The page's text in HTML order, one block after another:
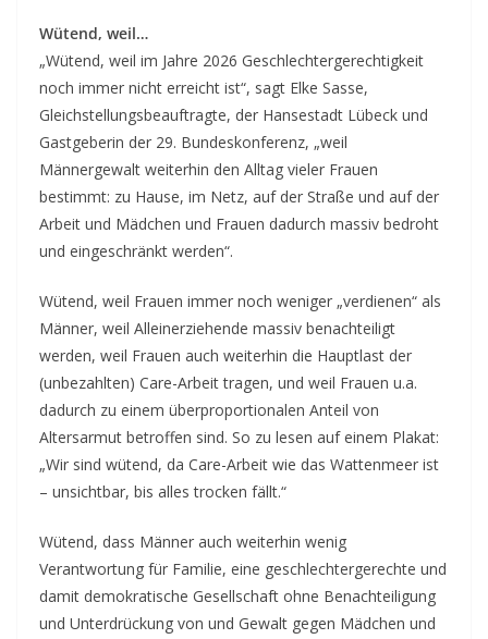
Wütend, weil…
„Wütend, weil im Jahre 2026 Geschlechtergerechtigkeit
noch immer nicht erreicht ist“, sagt Elke Sasse,
Gleichstellungsbeauftragte, der Hansestadt Lübeck und
Gastgeberin der 29. Bundeskonferenz, „weil
Männergewalt weiterhin den Alltag vieler Frauen
bestimmt: zu Hause, im Netz, auf der Straße und auf der
Arbeit und Mädchen und Frauen dadurch massiv bedroht
und eingeschränkt werden“.
Wütend, weil Frauen immer noch weniger „verdienen“ als
Männer, weil Alleinerziehende massiv benachteiligt
werden, weil Frauen auch weiterhin die Hauptlast der
(unbezahlten) Care-Arbeit tragen, und weil Frauen u.a.
dadurch zu einem überproportionalen Anteil von
Altersarmut betroffen sind. So zu lesen auf einem Plakat:
„Wir sind wütend, da Care-Arbeit wie das Wattenmeer ist
– unsichtbar, bis alles trocken fällt.“
Wütend, dass Männer auch weiterhin wenig
Verantwortung für Familie, eine geschlechtergerechte und
damit demokratische Gesellschaft ohne Benachteiligung
und Unterdrückung von und Gewalt gegen Mädchen und